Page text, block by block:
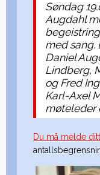
Søndag
Augdahl
med sang.
Daniel
Lindberg,
og Fred
Karl-Axel
møteleder
Du må melde